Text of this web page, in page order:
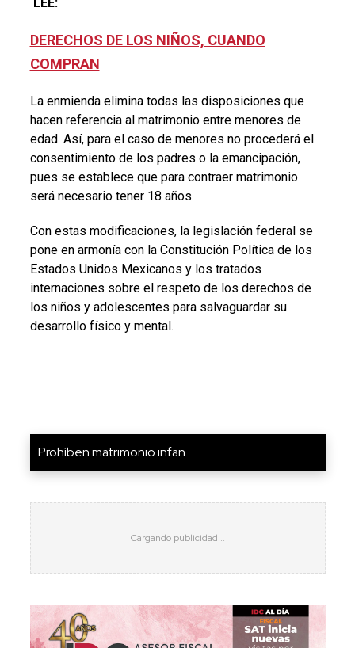
DERECHOS DE LOS NIÑOS, CUANDO
COMPRAN
La enmienda elimina todas las disposiciones que
hacen referencia al matrimonio entre menores de
edad. Así, para el caso de menores no procederá el
consentimiento de los padres o la emancipación,
pues se establece que para contraer matrimonio
será necesario tener 18 años.
Con estas modificaciones, la legislación federal se
pone en armonía con la Constitución Política de los
Estados Unidos Mexicanos y los tratados
internaciones sobre el respeto de los derechos de
los niños y adolescentes para salvaguardar su
desarrollo físico y mental.
Prohíben matrimonio infan...